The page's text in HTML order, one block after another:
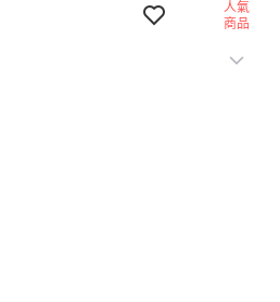
人氣
商品